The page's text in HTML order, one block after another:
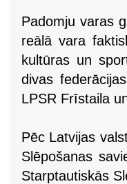
Padomju varas
reālā vara
kultūras un
divas
LPSR Frīstaila
Pēc Latvijas
Slēpošanas
Starptautiskās